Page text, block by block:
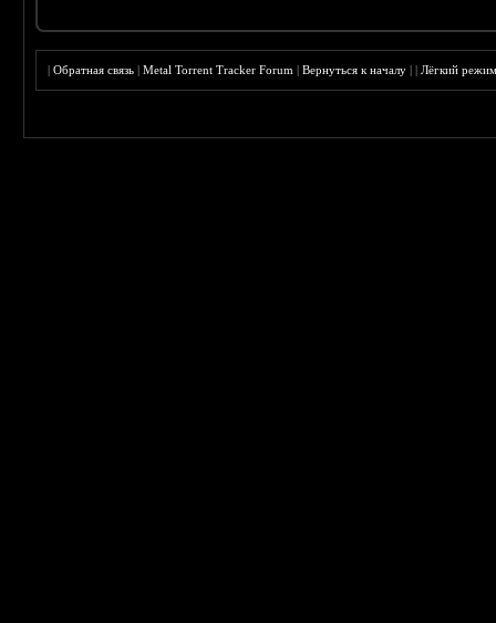
|Обратная связь |Metal Torrent Tracker Forum |Вернуться к началу ||Лёгкий